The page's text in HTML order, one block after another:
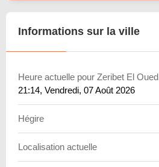
Informations sur la ville
Heure actuelle pour Zeribet El Oued
21:14, Vendredi, 07 Août 2026
Hégire
Localisation actuelle